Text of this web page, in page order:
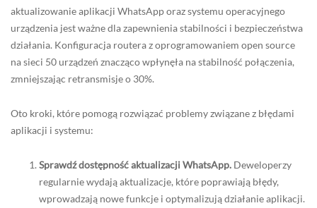
aktualizowanie aplikacji WhatsApp oraz systemu operacyjnego
urządzenia jest ważne dla zapewnienia stabilności i bezpieczeństwa
działania. Konfiguracja routera z oprogramowaniem open source
na sieci 50 urządzeń znacząco wpłynęła na stabilność połączenia,
zmniejszając retransmisje o 30%.
Oto kroki, które pomogą rozwiązać problemy związane z błędami
aplikacji i systemu:
Sprawdź dostępność aktualizacji WhatsApp. Deweloperzy
regularnie wydają aktualizacje, które poprawiają błędy,
wprowadzają nowe funkcje i optymalizują działanie aplikacji.